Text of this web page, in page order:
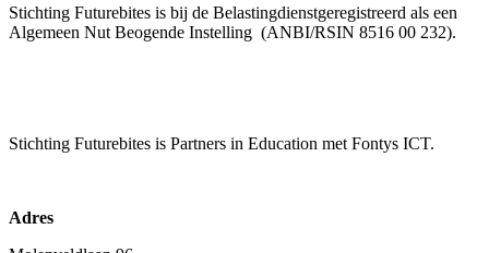
Stichting Futurebites is bij de Belastingdienstgeregistreerd als een
Algemeen Nut Beogende Instelling (ANBI/RSIN 8516 00 232).
Stichting Futurebites is Partners in Education met Fontys ICT.
Adres